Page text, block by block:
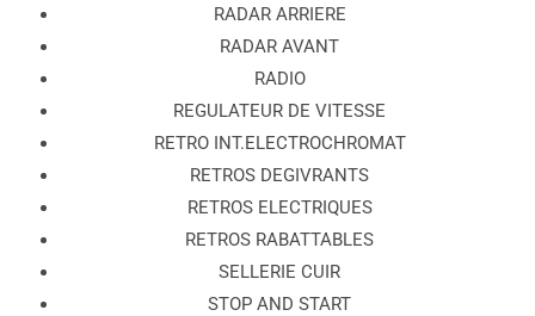
RADAR ARRIERE
RADAR AVANT
RADIO
REGULATEUR DE VITESSE
RETRO INT.ELECTROCHROMAT
RETROS DEGIVRANTS
RETROS ELECTRIQUES
RETROS RABATTABLES
SELLERIE CUIR
STOP AND START